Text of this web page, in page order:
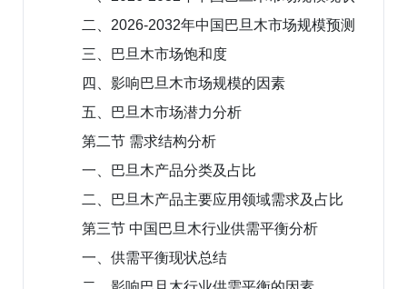
二、2026-2032年中国巴旦木市场规模预测
三、巴旦木市场饱和度
四、影响巴旦木市场规模的因素
五、巴旦木市场潜力分析
第二节 需求结构分析
一、巴旦木产品分类及占比
二、巴旦木产品主要应用领域需求及占比
第三节 中国巴旦木行业供需平衡分析
一、供需平衡现状总结